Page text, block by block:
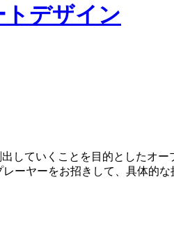
していくことを⽬的としたオー
ーヤーをお招きして、具体的